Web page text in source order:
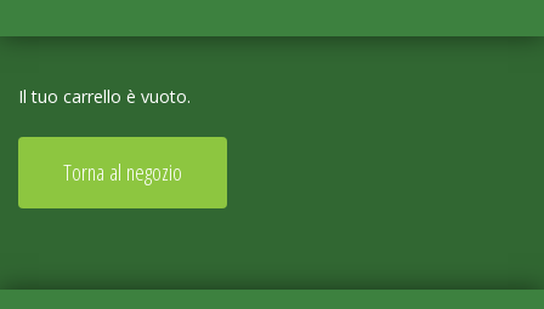
Il tuo carrello è vuoto.
Torna al negozio